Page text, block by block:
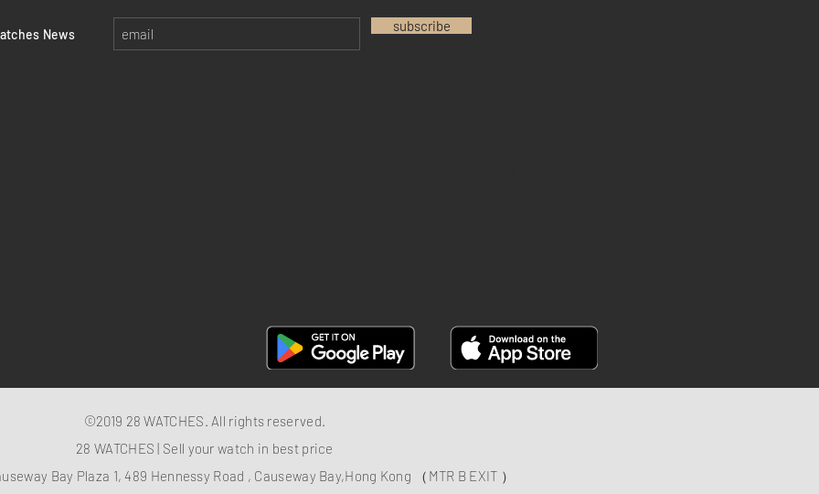
News
subscribe
©2019 28 WATCHES. All rights reserved.
28 WATCHES | Sell your watch in best price
Bay Plaza 1, 489 Hennessy Road , Causeway Bay,Hong Kong （MTR B EXIT ）